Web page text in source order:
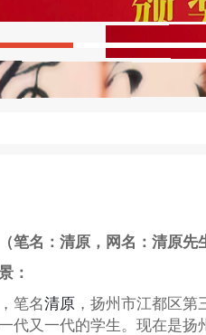
笔名：清原，网名：清原先
：
，笔名清原 ，扬州市江都区第
代又一代的学生。现在是扬